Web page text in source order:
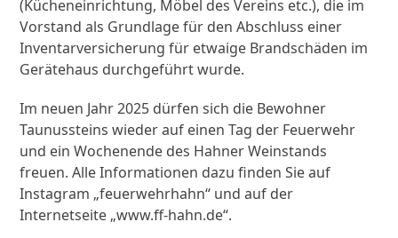
(Kücheneinrichtung, Möbel des Vereins etc.), die im
Vorstand als Grundlage für den Abschluss einer
Inventarversicherung für etwaige Brandschäden im
Gerätehaus durchgeführt wurde.
Im neuen Jahr 2025 dürfen sich die Bewohner
Taunussteins wieder auf einen Tag der Feuerwehr
und ein Wochenende des Hahner Weinstands
freuen. Alle Informationen dazu finden Sie auf
Instagram „feuerwehrhahn“ und auf der
Internetseite „www.ff-hahn.de“.